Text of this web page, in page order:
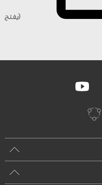
(يفتح
Twitter
Youtube